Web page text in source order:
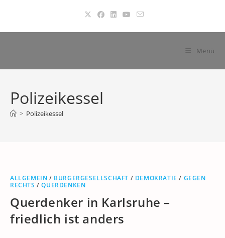
springen
Menü
Polizeikessel
> Polizeikessel
ALLGEMEIN / BÜRGERGESELLSCHAFT / DEMOKRATIE / GEGEN
RECHTS /QUERDENKEN
Querdenker in Karlsruhe –
friedlich ist anders